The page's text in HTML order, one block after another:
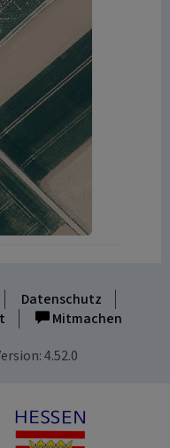
Datenschutz
Mitmachen
4.52.0